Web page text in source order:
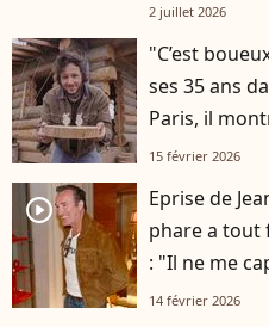
2 juillet 2026
"C’est
ses 35 ans
Paris, il
15 février 2026
player2
Eprise de
phare a tout
: "Il ne me
14 février 2026